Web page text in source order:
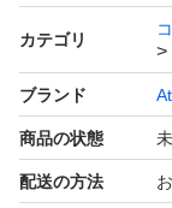
【商品の状態】
※簡易梱包での発
カテゴリ
ブランド
商品の状態
配送の方法